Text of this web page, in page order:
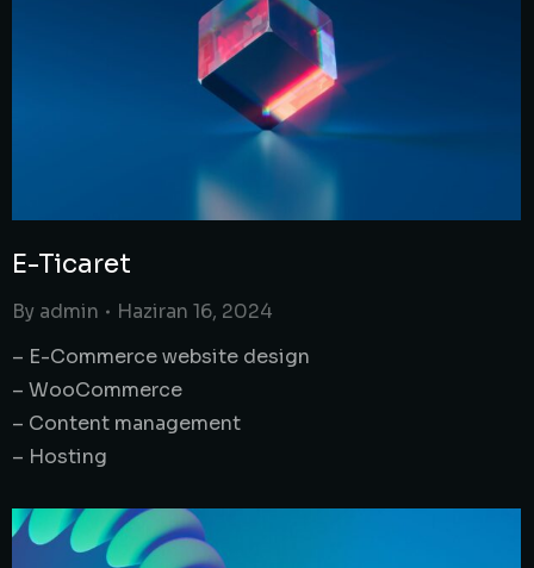
E-Ticaret
By admin
Haziran 16, 2024
– E-Commerce website design
– WooCommerce
– Content management
– Hosting